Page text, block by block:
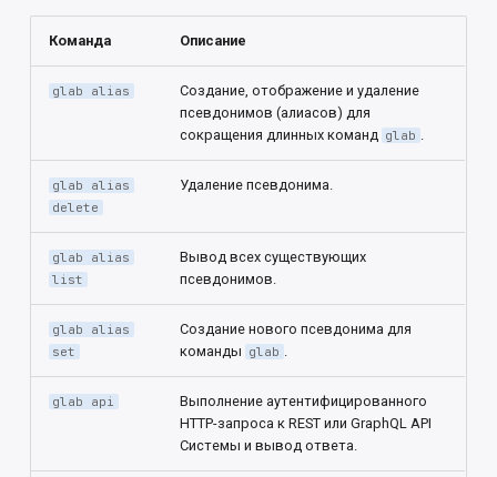
Обновление
Миграции
Резервное копирование
Восстановление резервной
копии
Настройка антивирусной
Администрирование
средств выполнения
(раннеров)
Администрирование
заданий
Настраиваемая ролевая
модель
Роли и разрешения
Команда Описание
glab alias
Создание, отображение и удаление
псевдонимов (алиасов) для
сокращения длинных команд glab .
glab alias
delete
Удаление псевдонима.
glab alias
list
Вывод всех существующих
псевдонимов.
glab alias
set
Создание нового псевдонима для
команды glab .
glab api
Выполнение аутентифицированного
HTTP-запроса к REST или GraphQL API
Системы и вывод ответа.